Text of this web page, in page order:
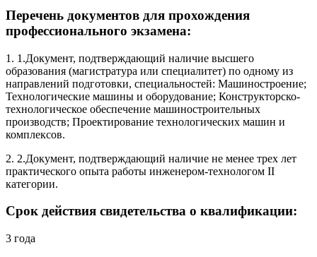
Перечень документов для прохождения
профессионального экзамена:
1. 1.Документ, подтверждающий наличие высшего
образования (магистратура или специалитет) по одному из
направлений подготовки, специальностей: Машиностроение;
Технологические машины и оборудование; Конструкторско-
технологическое обеспечение машиностроительных
производств; Проектирование технологических машин и
комплексов.
2. 2.Документ, подтверждающий наличие не менее трех лет
практического опыта работы инженером-технологом II
категории.
Срок действия свидетельства о квалификации:
3 года